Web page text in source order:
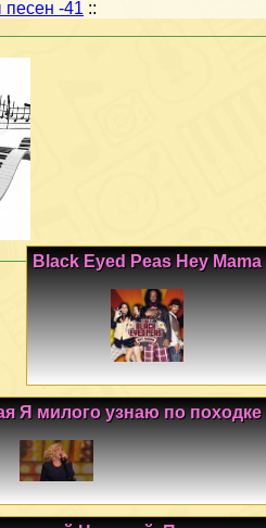
песен -41 ::
Black Eyed Peas Hey Mama
Я милого узнаю по походке